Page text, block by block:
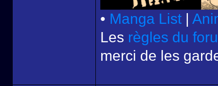
• Manga List |
Les règles du
merci de les